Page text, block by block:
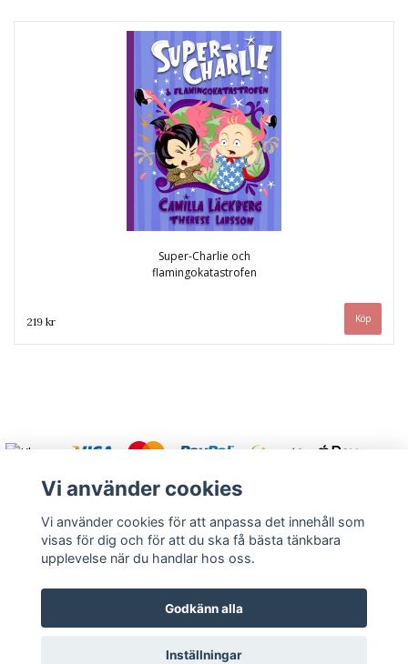
Super-Charlie och
flamingokatastrofen
219 kr
Varmt välkommen att kontakta oss.
Vi använder cookies
Vi använder cookies för att anpassa det innehåll som
visas för dig och för att du ska få bästa tänkbara
upplevelse när du handlar hos oss.
Godkänn alla
Inställningar